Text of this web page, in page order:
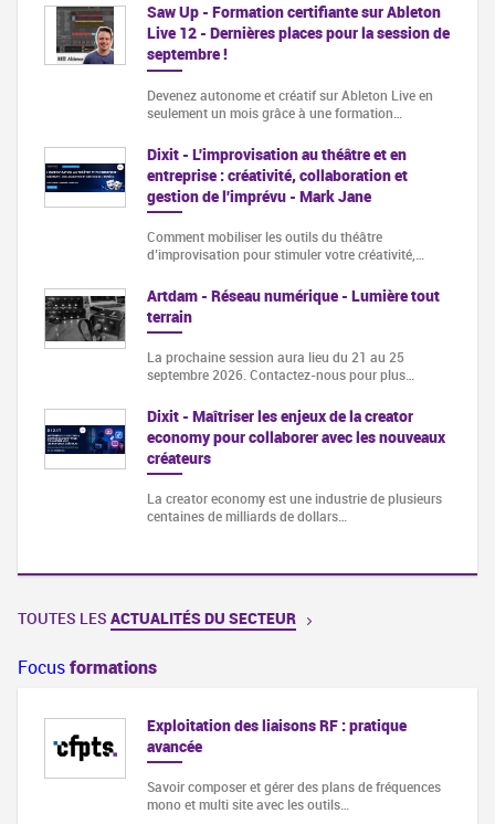
Saw Up - Formation certifiante sur Ableton
Live 12 - Dernières places pour la session de
septembre !
Devenez autonome et créatif sur Ableton Live en
seulement un mois grâce à une formation…
Dixit - L'improvisation au théâtre et en
entreprise : créativité, collaboration et
gestion de l'imprévu - Mark Jane
Comment mobiliser les outils du théâtre
d’improvisation pour stimuler votre créativité,…
Artdam - Réseau numérique - Lumière tout
terrain
La prochaine session aura lieu du 21 au 25
septembre 2026. Contactez-nous pour plus…
Dixit - Maîtriser les enjeux de la creator
economy pour collaborer avec les nouveaux
créateurs
La creator economy est une industrie de plusieurs
centaines de milliards de dollars…
TOUTES LES ACTUALITÉS DU SECTEUR
Focusformations
Exploitation des liaisons RF : pratique
avancée
Savoir composer et gérer des plans de fréquences
mono et multi site avec les outils…